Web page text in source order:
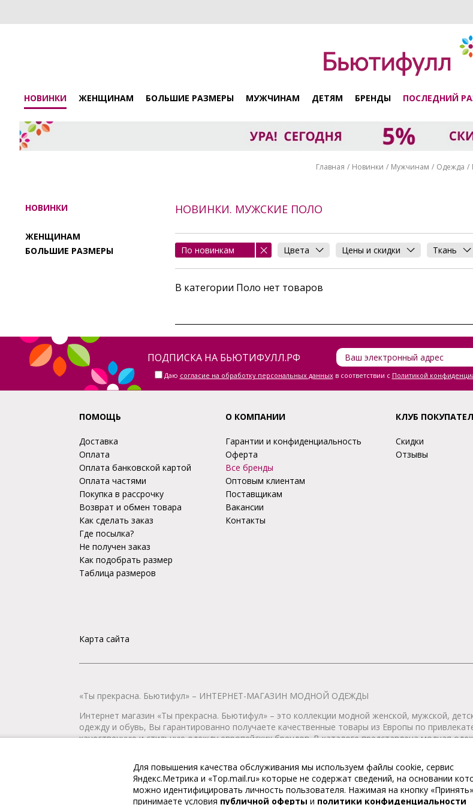
НОВИНКИ ЖЕНЩИНАМ БОЛЬШИЕ РАЗМЕРЫ МУЖЧИНАМ ДЕТЯМ БРЕНДЫ ПОСЛЕДНИЙ
Главная Новинки Мужчинам Одежда
НОВИНКИ
ЖЕНЩИНАМ
БОЛЬШИЕ РАЗМЕРЫ
НОВИНКИ. МУЖСКИЕ ПОЛО
По новинкам Цвета Цены и скидки Ткань
В категории Поло нет товаров
ПОДПИСКА НА БЬЮТИФУЛЛ.РФ
Даю согласие на обработку персональных данныхв соответствии с Политикой
ПОМОЩЬ
Доставка
Оплата
Оплата банковской картой
Оплата частями
Покупка в рассрочку
Возврат и обмен товара
Как сделать заказ
Где посылка?
Не получен заказ
Как подобрать размер
Таблица размеров
Карта сайта
О КОМПАНИИ
Гарантии и конфиденциальность
Оферта
Все бренды
Оптовым клиентам
Поставщикам
Вакансии
Контакты
КЛУБ
Скидки
Отзывы
«Ты прекрасна. Бьютифул» – ИНТЕРНЕТ-МАГАЗИН МОДНОЙ ОДЕЖДЫ
Интернет магазин «Ты прекрасна. Бьютифул» – это коллекции модной женской, мужской,
одежду и обувь, Вы гарантированно получаете качественные товары из Европы по
качественную и стильную одежду европейских брендов. В каталоге представлена модная
© 2009-2026. «Ты прекрасна. Бьютифул» – интернет-магазин модной одежды. Все права
Для повышения качества обслуживания мы используем файлы cookie, сервис
Яндекс.Метрика и «Top.mail.ru» которые не содержат сведений, на основании
можно идентифицировать личность пользователя. Нажимая на кнопку
принимаете условия публичной оферты и политики конфиденциальности